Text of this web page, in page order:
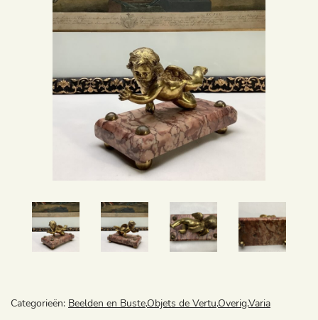
Categorieën: Beelden en Buste,Objets de Vertu,Overig,Varia